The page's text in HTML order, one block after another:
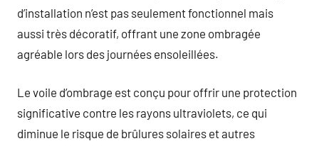
d’installation n’est pas seulement fonctionnel mais
aussi très décoratif, offrant une zone ombragée
agréable lors des journées ensoleillées.
Le voile d’ombrage est conçu pour offrir une protection
significative contre les rayons ultraviolets, ce qui
diminue le risque de brûlures solaires et autres